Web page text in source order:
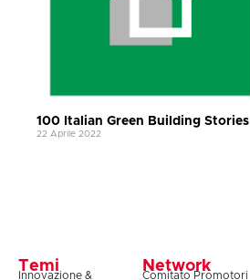
100 Italian Green Building Stories
22 Aprile 2022
Temi
Innovazione &
Network
Comitato Promotori